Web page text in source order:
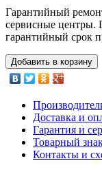
Гарантийный
сервисные центры.
гарантийный срок
Добавить в корзину
Доставка и
Гарантия и
Товарный
Контакты и